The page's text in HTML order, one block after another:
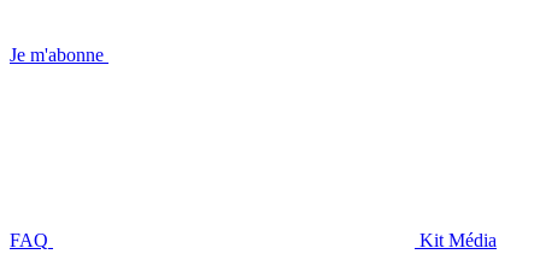
Je m'abonne
FAQ Kit Média